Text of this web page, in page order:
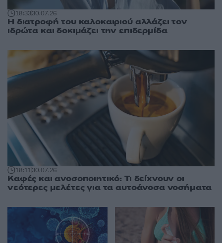
18:3330.07.26
Η διατροφή του καλοκαιριού αλλάζει τον
ιδρώτα και δοκιμάζει την επιδερμίδα
18:1130.07.26
Καφές και ανοσοποιητικό: Τι δείχνουν οι
νεότερες μελέτες για τα αυτοάνοσα νοσήματα